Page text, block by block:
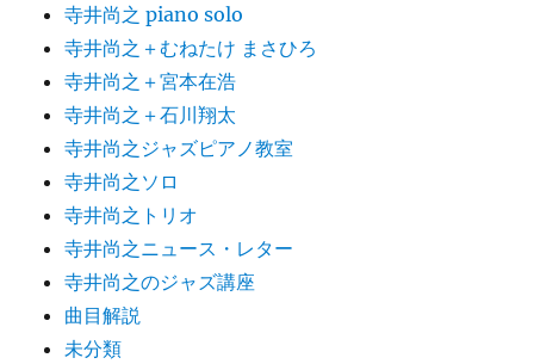
寺井尚之 piano solo
寺井尚之＋むねたけ まさひろ
寺井尚之＋宮本在浩
寺井尚之＋石川翔太
寺井尚之ジャズピアノ教室
寺井尚之ソロ
寺井尚之トリオ
寺井尚之ニュース・レター
寺井尚之のジャズ講座
曲目解説
未分類